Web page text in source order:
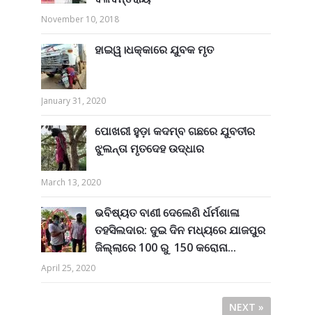
November 10, 2018
ହାଇୱ।ଧକ୍କାରେ ଯୁବକ ମୃତ
January 31, 2020
ପୋଖରୀ ହୁଡ଼ା କଦମ୍ବ ଗଛରେ ଯୁବତୀର
ଝୁଲନ୍ତା ମୃତଦେହ ଉଦ୍ଧାର
March 13, 2020
ଭବିଷ୍ୟତ ବାଣୀ ଦେଲେଣି ର୍ଧର୍ମଶାଳା
ତହସିଲଦାର: ଦୁଇ ଦିନ ମଧ୍ୟରେ ଯାଜପୁର
ଜିଲ୍ଲାରେ 100 ରୁ 150 କରୋନା...
April 25, 2020
NEXT »